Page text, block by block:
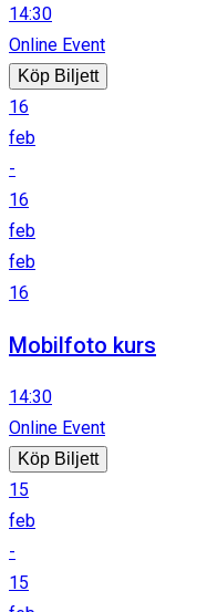
14:30
Online Event
Köp Biljett
16
feb
-
16
feb
feb
16
Mobilfoto kurs
14:30
Online Event
Köp Biljett
15
feb
-
15